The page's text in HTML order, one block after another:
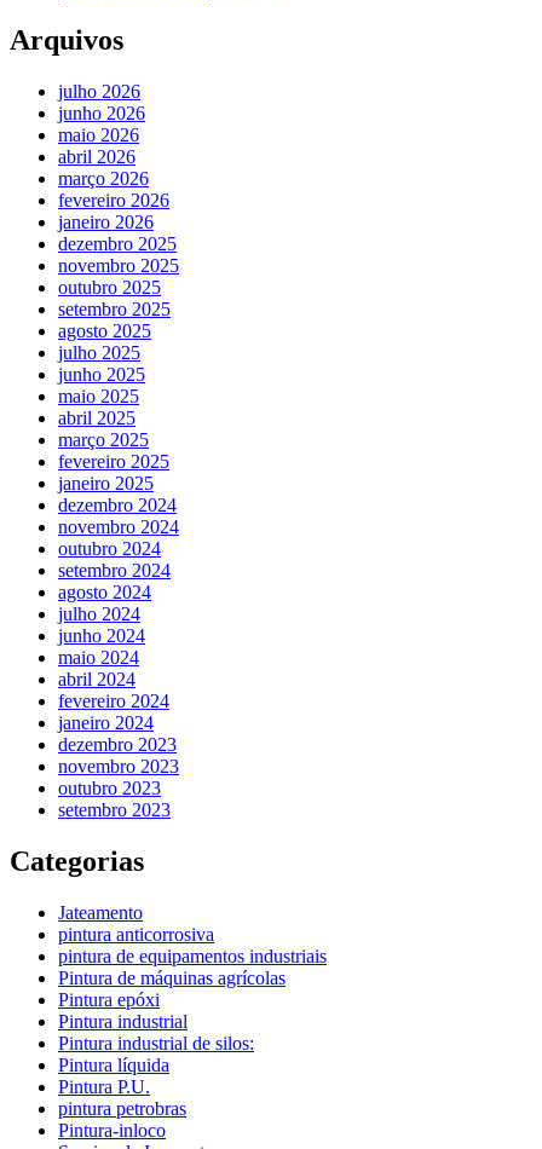
Arquivos
julho 2026
junho 2026
maio 2026
abril 2026
março 2026
fevereiro 2026
janeiro 2026
dezembro 2025
novembro 2025
outubro 2025
setembro 2025
agosto 2025
julho 2025
junho 2025
maio 2025
abril 2025
março 2025
fevereiro 2025
janeiro 2025
dezembro 2024
novembro 2024
outubro 2024
setembro 2024
agosto 2024
julho 2024
junho 2024
maio 2024
abril 2024
fevereiro 2024
janeiro 2024
dezembro 2023
novembro 2023
outubro 2023
setembro 2023
Categorias
Jateamento
pintura anticorrosiva
pintura de equipamentos industriais
Pintura de máquinas agrícolas
Pintura epóxi
Pintura industrial
Pintura industrial de silos:
Pintura líquida
Pintura P.U.
pintura petrobras
Pintura-inloco